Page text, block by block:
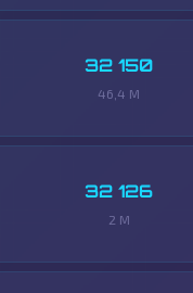
32 150
46,4 M
32 126
2 M